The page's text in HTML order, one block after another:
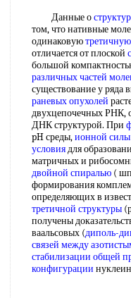
Данные о
том, что нативные
одинаковую
отличается от плоской
большой
различных частей
существование у ряда
раневых опухолей
двухцепочечных РНК,
ДНК структурой. При
pH среды,ионной силы
условиядля
матричных и
двойной спиралью (
формирования
определяющих в
третичной структуры
получены
ваальсовых (диполь-
связей между
стабилизации общей
конфигурации